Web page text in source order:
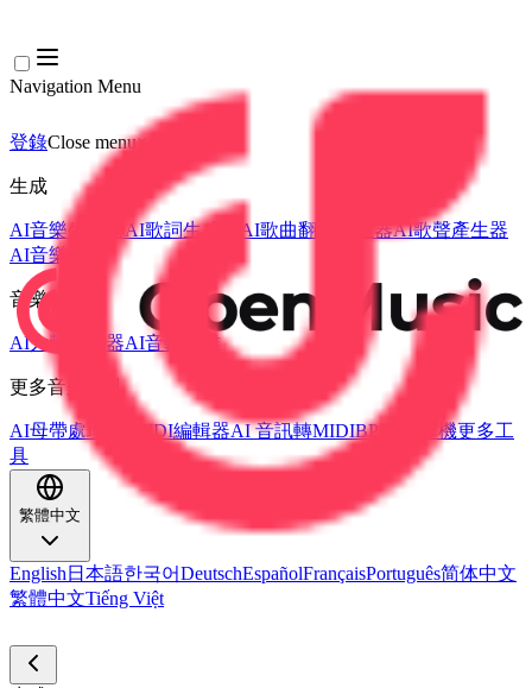
Navigation Menu
登錄Close menu×
生成
AI音樂生成器 AI歌詞生成器 AI歌曲翻唱產生器AI歌聲產生器
AI音樂影片
音樂編輯
AI人聲去除器AI音軌分離
更多音樂工具
AI母帶處理 AI MIDI編輯器AI 音訊轉MIDIBPM 計算機更多工
具
繁體中文
English 日本語한국어DeutschEspañolFrançaisPortuguês简体中文
繁體中文Tiếng Việt